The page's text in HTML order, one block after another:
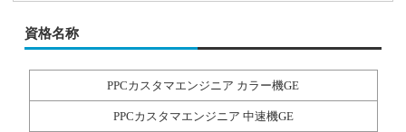
資格名称
PPCカスタマエンジニア カラー機GE
PPCカスタマエンジニア 中速機GE